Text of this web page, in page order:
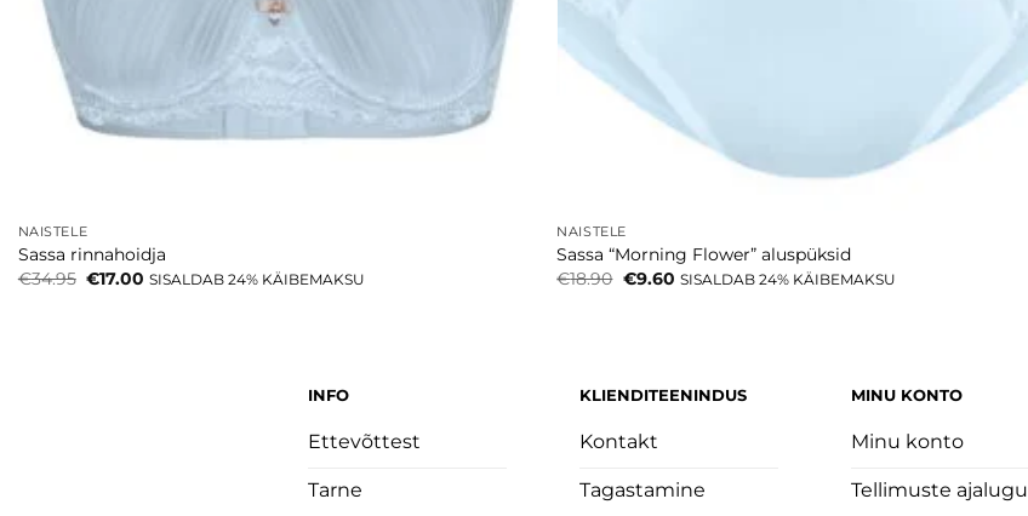
NAISTELE
Sassa rinnahoidja
€34.95 Algne
€17.00 Current
SISALDAB 24% KÄIBEMAKSU
NAISTELE
Sassa “Morning Flower” aluspüksid
€18.90 Algne
€9.60Current
SISALDAB 24% KÄIBEMAKSU
INFO
Ettevõttest
Tarne
KLIENDITEENINDUS
Kontakt
Tagastamine
MINU KONTO
Minu konto
Tellimuste ajalugu